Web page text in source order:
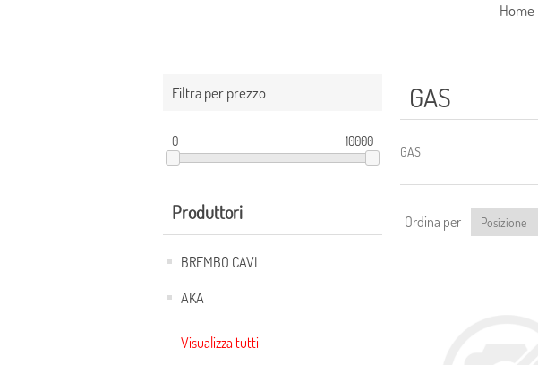
Home
Filtra per prezzo
0 10000
Produttori
BREMBO CAVI
AKA
Visualizza tutti
GAS
GAS
Ordina per